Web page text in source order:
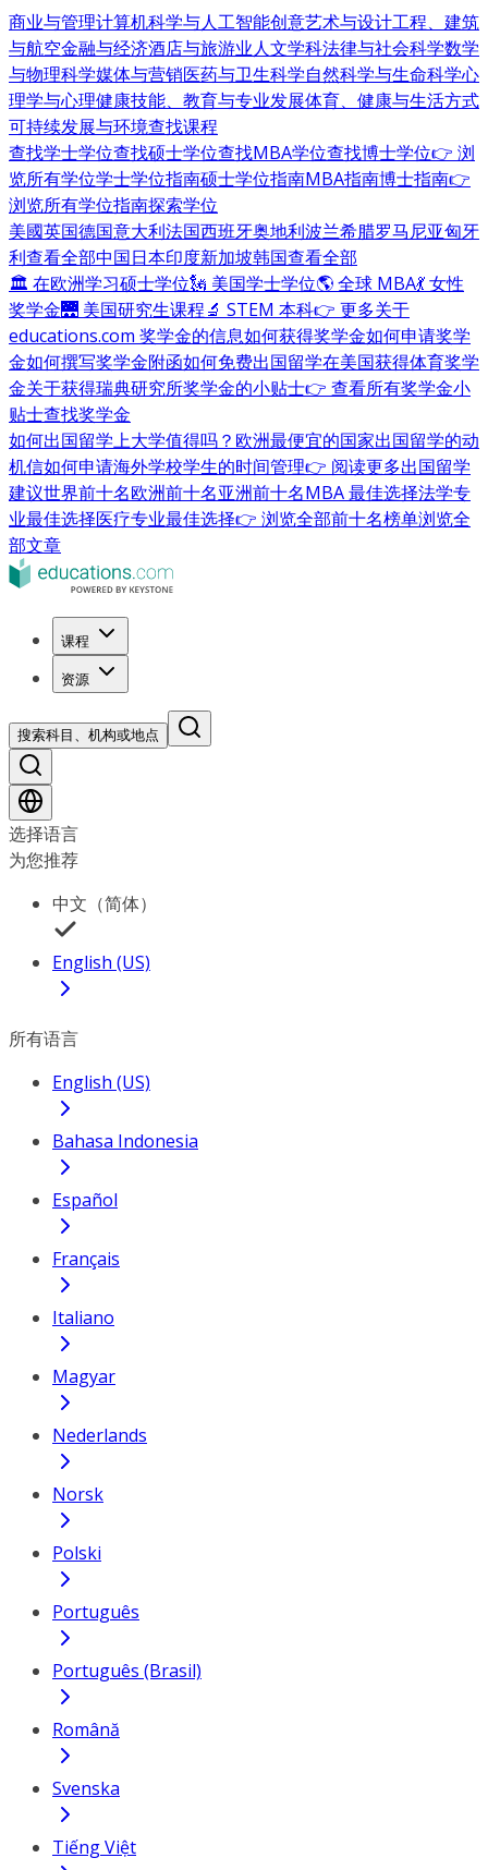
商业与管理计算机科学与人工智能创意艺术与设计工程、建筑
与航空金融与经济酒店与旅游业人文学科法律与社会科学数学
与物理科学媒体与营销医药与卫生科学自然科学与生命科学心
理学与心理健康技能、教育与专业发展体育、健康与生活方式
可持续发展与环境查找课程
查找学士学位查找硕士学位查找MBA学位查找博士学位👉 浏
览所有学位学士学位指南硕士学位指南MBA指南博士指南👉
浏览所有学位指南探索学位
美國英国德国意大利法国西班牙奥地利波兰希腊罗马尼亚匈牙
利查看全部中国日本印度新加坡韩国查看全部
🏛 在欧洲学习硕士学位🗽 美国学士学位🌎 全球 MBA💃 女性
奖学金🌉 美国研究生课程🔬 STEM 本科👉 更多关于
educations.com 奖学金的信息如何获得奖学金如何申请奖学
金如何撰写奖学金附函如何免费出国留学在美国获得体育奖学
金关于获得瑞典研究所奖学金的小贴士👉 查看所有奖学金小
贴士查找奖学金
如何出国留学上大学值得吗？ 欧洲最便宜的国家出国留学的动
机信如何申请海外学校学生的时间管理👉 阅读更多出国留学
建议世界前十名欧洲前十名亚洲前十名MBA 最佳选择法学专
业最佳选择医疗专业最佳选择👉 浏览全部前十名榜单浏览全
部文章
课程
资源
搜索科目、机构或地点
选择语言
为您推荐
中文（简体）
English (US)
所有语言
English (US)
Bahasa Indonesia
Español
Français
Italiano
Magyar
Nederlands
Norsk
Polski
Português
Português (Brasil)
Română
Svenska
Tiếng Việt